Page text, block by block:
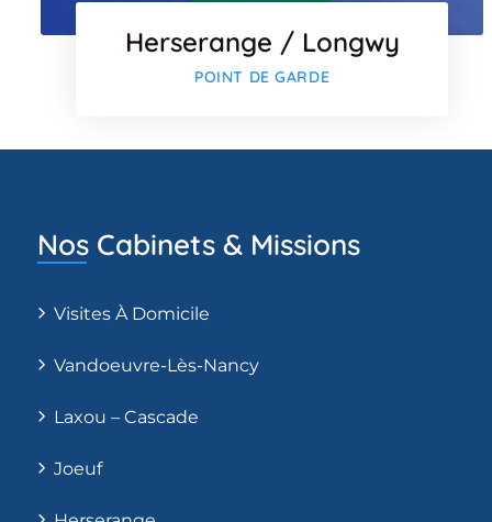
Herserange / Longwy
POINT DE GARDE
Nos Cabinets & Missions
Visites À Domicile
Vandoeuvre-Lès-Nancy
Laxou – Cascade
Joeuf